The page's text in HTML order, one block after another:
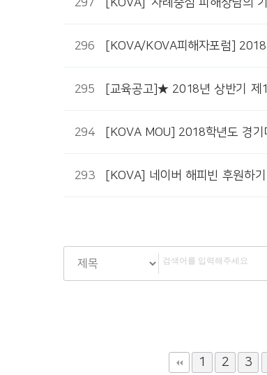
296 [KOVA/KOVA피해자포럼]
295 [교육공고]★ 2018년 상반기
294 [KOVA MOU] 2018학년도 경기
293 [KOVA] 네이버 해피빈 후원하기
1 2 3